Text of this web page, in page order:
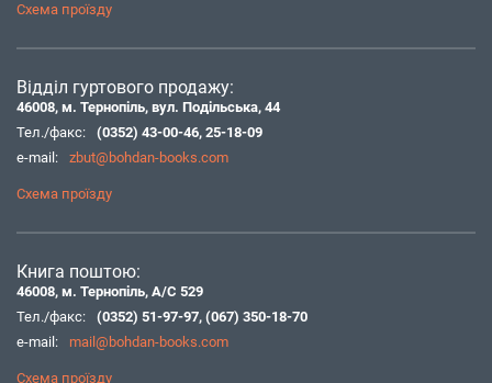
Схема проїзду
Відділ гуртового продажу:
46008, м. Тернопіль, вул. Подільська, 44
Тел./факс:
(0352) 43-00-46, 25-18-09
e-mail:
zbut@bohdan-books.com
Схема проїзду
Книга поштою:
46008, м. Тернопіль, А/С 529
Тел./факс:
(0352) 51-97-97, (067) 350-18-70
e-mail:
mail@bohdan-books.com
Схема проїзду